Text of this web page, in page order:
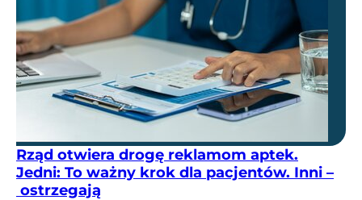
Rząd otwiera drogę reklamom aptek.
Jedni: To ważny krok dla pacjentów. Inni –
ostrzegają